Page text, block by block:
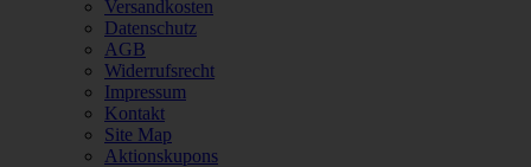
Versandkosten
Datenschutz
AGB
Widerrufsrecht
Impressum
Kontakt
Site Map
Aktionskupons